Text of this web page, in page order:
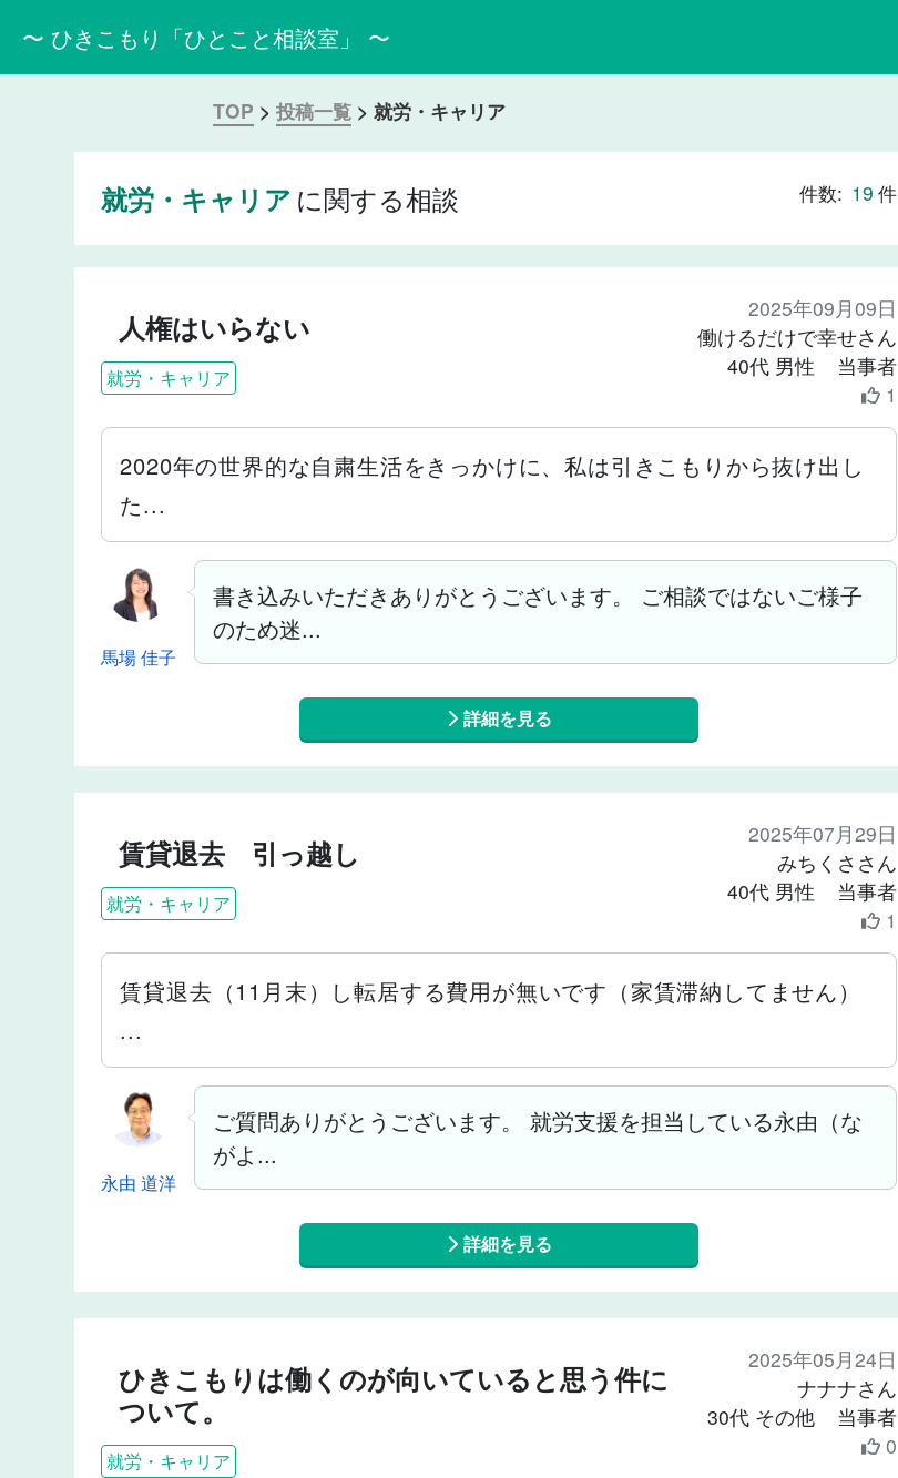
〜 ひきこもり「ひとこと相談室」 〜
TOP > 投稿一覧 > 就労・キャリア
就労・キャリア に関する相談 件数: 19 件
人権はいらない
就労・キャリア
2025年09月09日
働けるだけで幸せさん
40代 男性 当事者
1
2020年の世界的な自粛生活をきっかけに、私は引きこもりから抜け出し
た...
馬場 佳子
書き込みいただきありがとうございます。 ご相談ではないご様子
のため迷...
詳細を見る
賃貸退去 引っ越し
就労・キャリア
2025年07月29日
みちくささん
40代 男性 当事者
1
賃貸退去（11月末）し転居する費用が無いです（家賃滞納してません）
...
永由 道洋
ご質問ありがとうございます。 就労支援を担当している永由（な
がよ...
詳細を見る
ひきこもりは働くのが向いていると思う件に
ついて。
就労・キャリア
2025年05月24日
ナナナさん
30代 その他 当事者
0